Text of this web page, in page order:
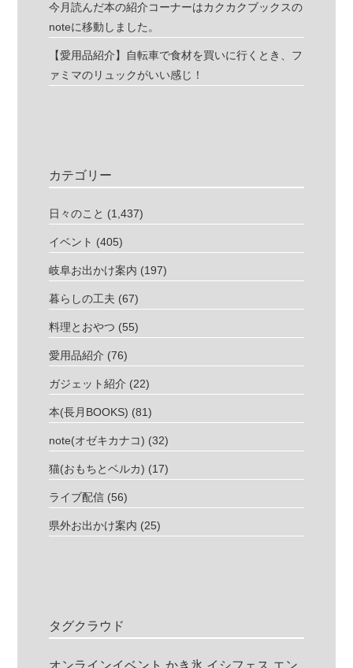
今月読んだ本の紹介コーナーはカクカクブックスの
noteに移動しました。
【愛用品紹介】自転車で食材を買いに行くとき、フ
ァミマのリュックがいい感じ！
カテゴリー
日々のこと (1,437)
イベント (405)
岐阜お出かけ案内 (197)
暮らしの工夫 (67)
料理とおやつ (55)
愛用品紹介 (76)
ガジェット紹介 (22)
本(長月BOOKS) (81)
note(オゼキカナコ) (32)
猫(おもちとベルカ) (17)
ライブ配信 (56)
県外お出かけ案内 (25)
タグクラウド
オンラインイベント かき氷 イシフェス エン